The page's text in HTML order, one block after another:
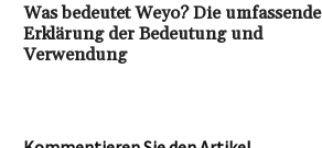
Was bedeutet Weyo? Die umfassende
Erklärung der Bedeutung und
Verwendung